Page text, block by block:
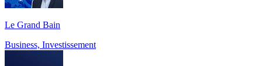
Le Grand Bain
Business, Investissement